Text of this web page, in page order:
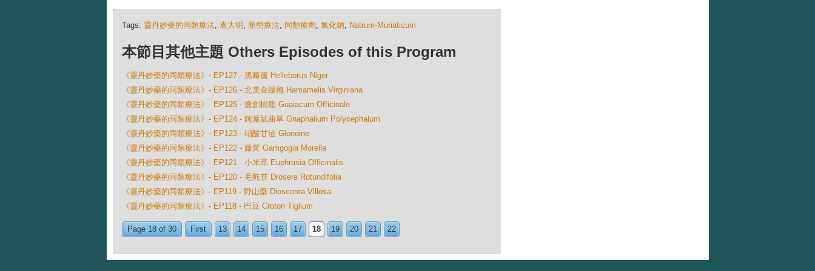
Tags: 靈丹妙藥的同類療法, 袁大明 , 順勢療法, 同類療劑 , 氯化鈉, Natrum-Muriaticum
本節目其他主題 Others Episodes of this Program
《靈丹妙藥的同類療法》- EP127 - 黑藜蘆 Helleborus Niger
《靈丹妙藥的同類療法》- EP126 - 北美金縷梅 Hamamelis Virginiana
《靈丹妙藥的同類療法》- EP125 - 癒創樹脂 Guaiacum Officinale
《靈丹妙藥的同類療法》- EP124 - 鈍葉鼠曲草 Gnaphalium Polycephalum
《靈丹妙藥的同類療法》- EP123 - 硝酸甘油 Glonoine
《靈丹妙藥的同類療法》- EP122 - 藤黃 Gamgogia Morella
《靈丹妙藥的同類療法》- EP121 - 小米草 Euphrasia Officinalis
《靈丹妙藥的同類療法》- EP120 - 毛氈苔 Drosera Rotundifolia
《靈丹妙藥的同類療法》- EP119 - 野山藥 Dioscorea Villosa
《靈丹妙藥的同類療法》- EP118 - 巴豆 Croton Tiglium
Page 18 of 30 First 13 14 15 16 17 18 19 20 21 22